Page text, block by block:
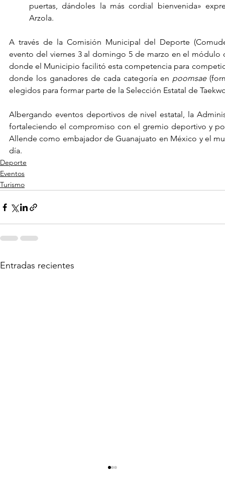
puertas, dándoles la más cordial bienvenida»
Arzola.
A través de la Comisión Municipal del Deporte
evento del viernes 3 al domingo 5 de marzo en el
donde el Municipio facilitó esta competencia para
donde los ganadores de cada categoría en poomsae
elegidos para formar parte de la Selección Estatal de
Albergando eventos deportivos de nivel estatal, la
fortaleciendo el compromiso con el gremio deportivo y
Allende como embajador de Guanajuato en México y el
día.
Deporte
Eventos
Turismo
Entradas recientes